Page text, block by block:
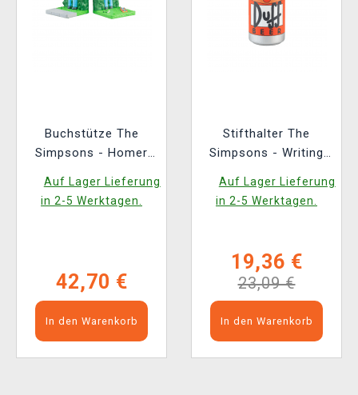
Buchstütze The
Simpsons - Homer
Auf Lager Lieferung
in 2-5 Werktagen.
42,70 €
In den Warenkorb
Stifthalter The
Simpsons - Writing
Auf Lager Lieferung
in 2-5 Werktagen.
19,36 €
23,09 €
In den Warenkorb